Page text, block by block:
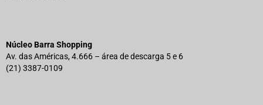
Núcleo Barra Shopping
Av. das Américas, 4.666 – área de descarga 5 e 6
(21) 3387-0109